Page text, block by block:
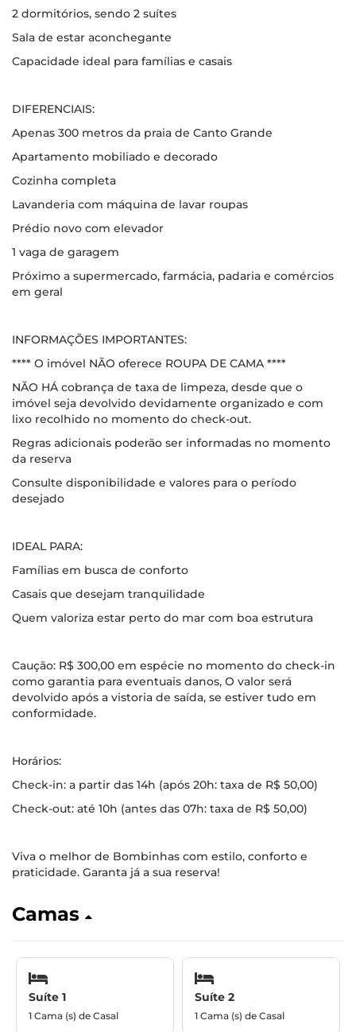
2 dormitórios, sendo 2 suítes
Sala de estar aconchegante
Capacidade ideal para famílias e casais
DIFERENCIAIS:
Apenas 300 metros da praia de Canto Grande
Apartamento mobiliado e decorado
Cozinha completa
Lavanderia com máquina de lavar roupas
Prédio novo com elevador
1 vaga de garagem
Próximo a supermercado, farmácia, padaria e comércios
em geral
INFORMAÇÕES IMPORTANTES:
**** O imóvel NÃO oferece ROUPA DE CAMA ****
NÃO HÁ cobrança de taxa de limpeza, desde que o
imóvel seja devolvido devidamente organizado e com
lixo recolhido no momento do check-out.
Regras adicionais poderão ser informadas no momento
da reserva
Consulte disponibilidade e valores para o período
desejado
IDEAL PARA:
Famílias em busca de conforto
Casais que desejam tranquilidade
Quem valoriza estar perto do mar com boa estrutura
Caução: R$ 300,00 em espécie no momento do check-in
como garantia para eventuais danos, O valor será
devolvido após a vistoria de saída, se estiver tudo em
conformidade.
Horários:
Check-in: a partir das 14h (após 20h: taxa de R$ 50,00)
Check-out: até 10h (antes das 07h: taxa de R$ 50,00)
Viva o melhor de Bombinhas com estilo, conforto e
praticidade. Garanta já a sua reserva!
Camas
Suíte 1
1 Cama (s) de Casal
Suíte 2
1 Cama (s) de Casal